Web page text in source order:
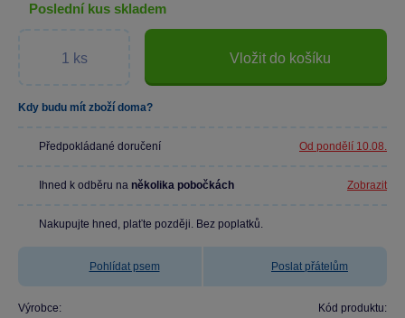
poslední kus skladem
Vložit do košíku
Kdy budu mít zboží doma?
Předpokládané doručení Od pondělí 10.08.
Ihned k odběru na několika pobočkách Zobrazit
Nakupujte hned, plaťte později. Bez poplatků.
Pohlídat psem Poslat přátelům
Výrobce:
Kód produktu: